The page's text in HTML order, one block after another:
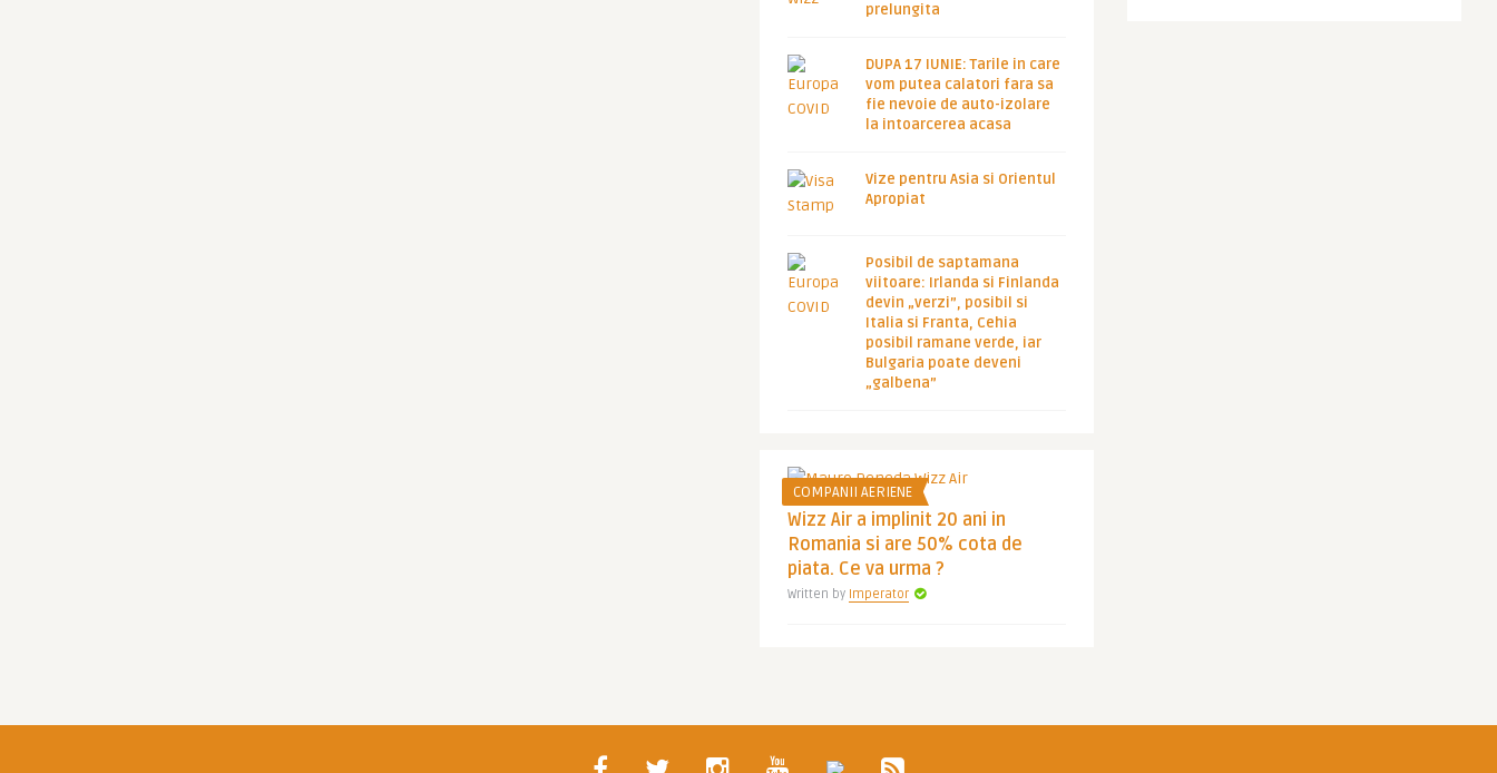
prelungita
DUPA 17 IUNIE: Tarile in care
vom putea calatori fara sa
fie nevoie de auto-izolare
la intoarcerea acasa
Vize pentru Asia si Orientul
Apropiat
Posibil de saptamana
viitoare: Irlanda si Finlanda
devin „verzi”, posibil si
Italia si Franta, Cehia
posibil ramane verde, iar
Bulgaria poate deveni
„galbena”
COMPANII AERIENE
Wizz Air a implinit 20 ani in
Romania si are 50% cota de
piata. Ce va urma ?
Written by Imperator